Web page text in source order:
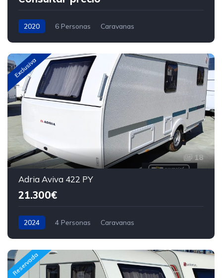
2020 6 Personas Caravanas
Exclusiva
18
Adria Aviva 422 PY
21.300€
2024 4 Personas Caravanas
Reservada